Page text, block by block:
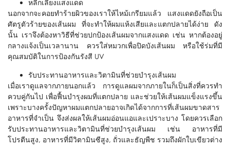
หลีกเลี่ยงแสงแดด
นอกจากจะคอยทำร้ายผิวของเราให้ไหม้เกรียมแล้ว แสงแดดยังถือเป็น
ศัตรูตัวร้ายของเส้นผม ที่จะทำให้ผมแห้งเสียและแตกปลายได้ง่าย ดัง
นั้น เราจึงต้องหาวิธีที่ช่วยปกป้องเส้นผมจากแสงแดด เช่น หากต้องอยู่
กลางแจ้งเป็นเวลานาน ควรใส่หมวกเพื่อปิดบังเส้นผม หรือใช้ร่มที่มี
คุณสมบัติในการป้องกันรังสี UV
รับประทานอาหารและวิตามินที่ช่วยบำรุงเส้นผม
เมื่อเราดูแลจากภายนอกแล้ว การดูแลผมจากภายในก็เป็นสิ่งที่ควรทำ
ควบคู่กันไป เพื่อฟื้นบำรุงผมที่แตกปลาย และช่วยให้เส้นผมแข็งแรงขึ้น
เพราะบางครั้งปัญหาผมแตกปลายอาจเกิดได้จากการที่เส้นผมขาดสาร
อาหารที่จำเป็น จึงส่งผลให้เส้นผมอ่อนแอและเปราะบาง โดยควรเลือก
รับประทานอาหารและวิตามินที่ช่วยบำรุงเส้นผม เช่น อาหารที่มี
โปรตีนสูง, อาหารที่มีวิตามินซีสูง, ถั่วและธัญพืช รวมถึงผักใบเขียวต่าง